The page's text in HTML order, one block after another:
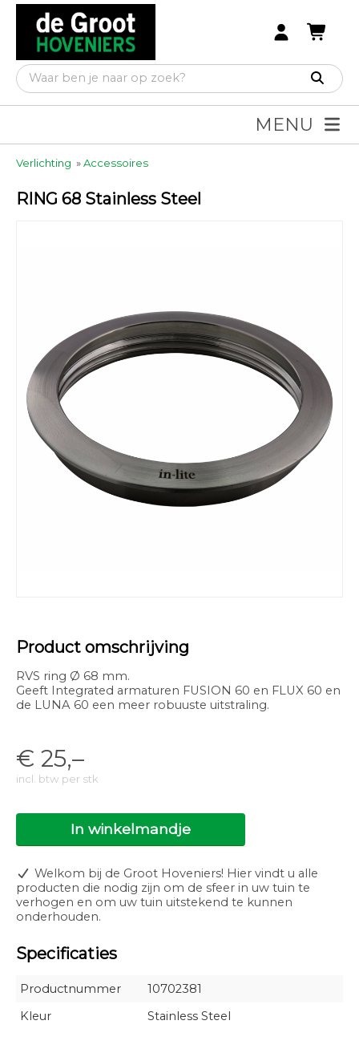
MENU
Verlichting »Accessoires
RING 68 Stainless Steel
Product omschrijving
RVS ring Ø 68 mm.
Geeft Integrated armaturen FUSION 60 en FLUX 60 en
de LUNA 60 een meer robuuste uitstraling.
€ 25,–
incl. btw per stk
In winkelmandje
Welkom bij de Groot Hoveniers! Hier vindt u alle
producten die nodig zijn om de sfeer in uw tuin te
verhogen en om uw tuin uitstekend te kunnen
onderhouden.
Specificaties
Productnummer
10702381
Kleur
Stainless Steel